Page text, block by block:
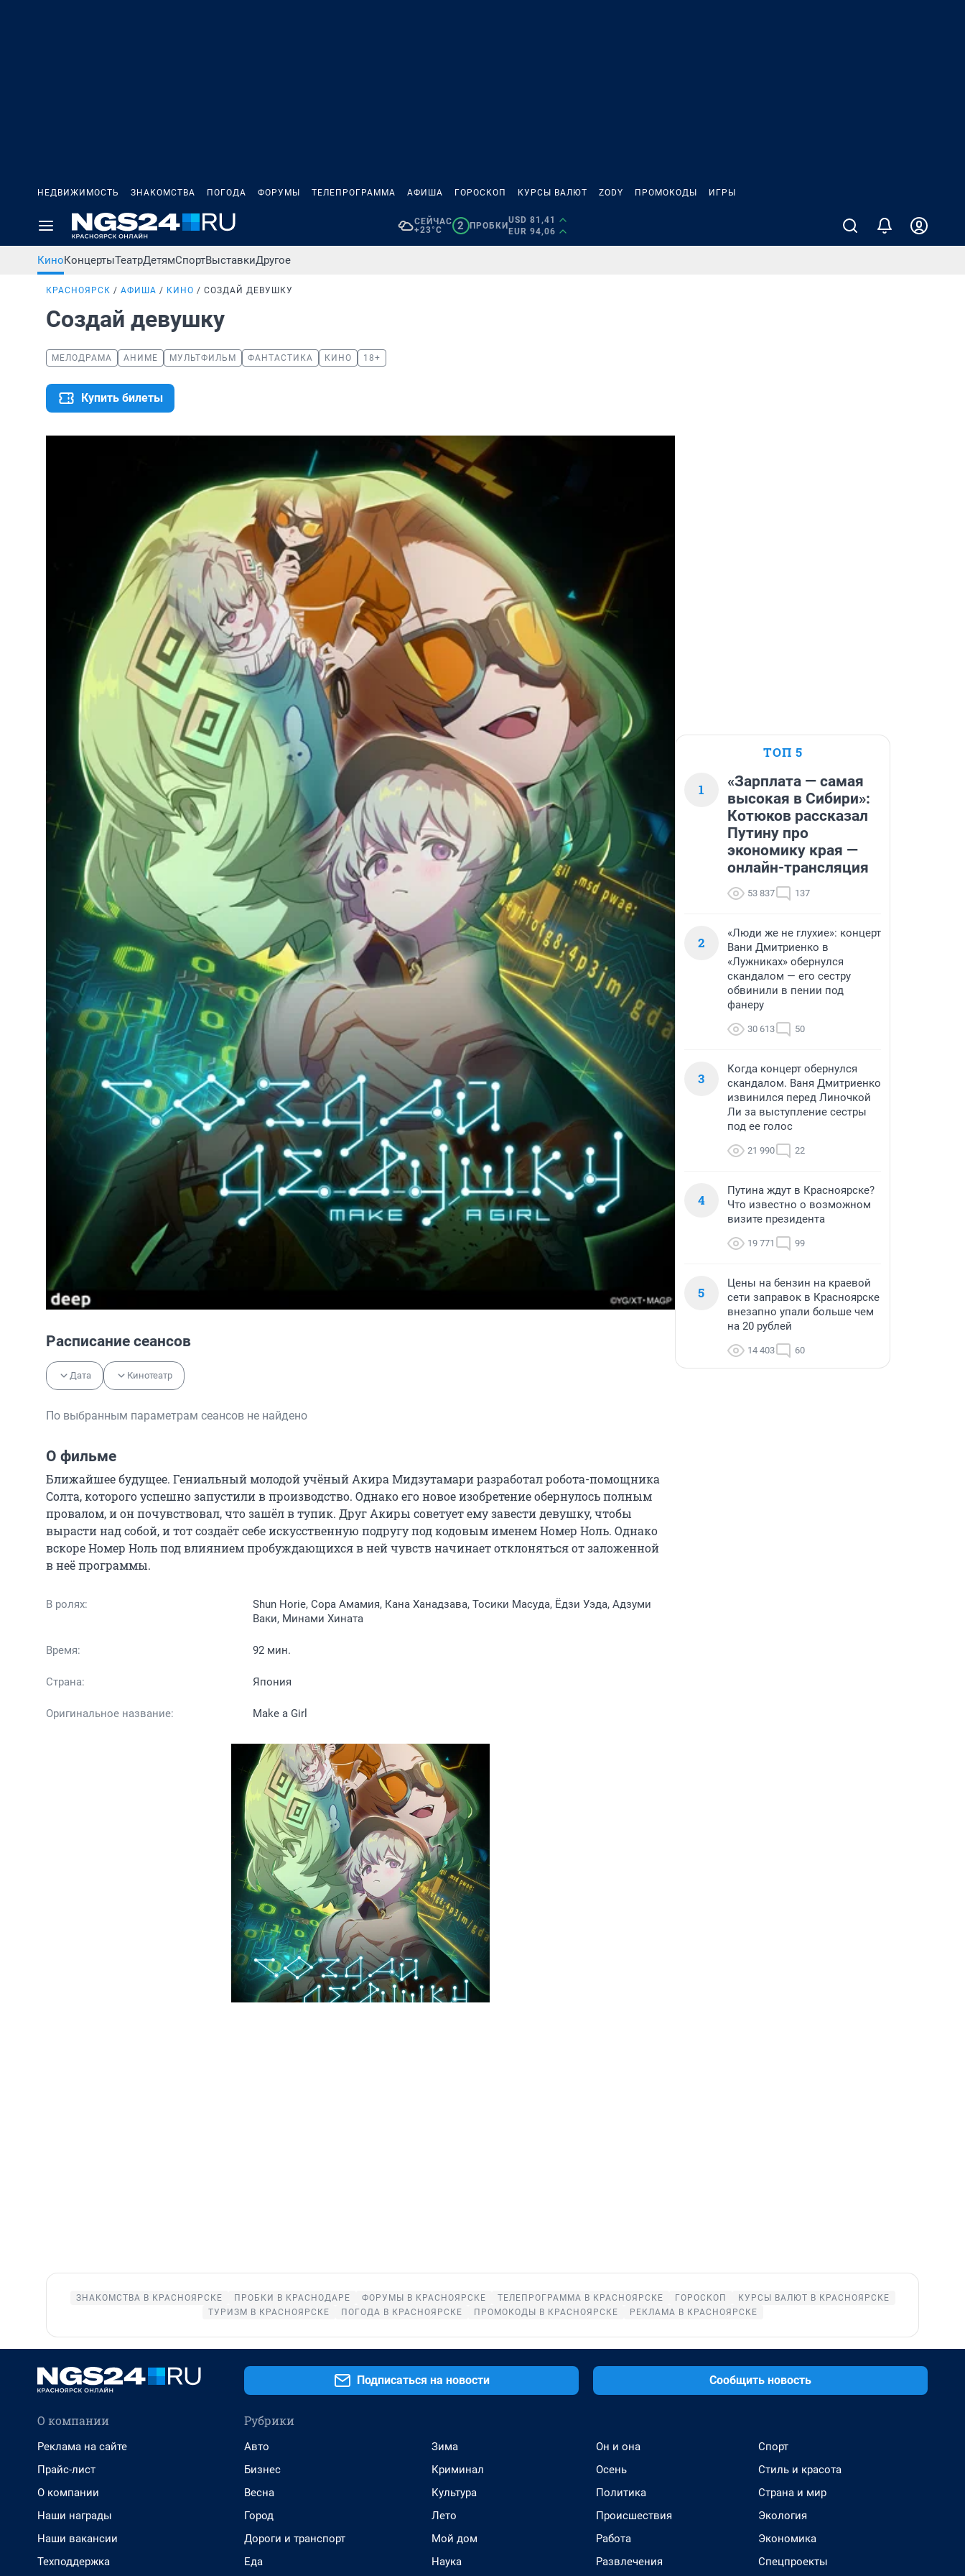
НЕДВИЖИМОСТЬ ЗНАКОМСТВА ПОГОДА ФОРУМЫ ТЕЛЕПРОГРАММА АФИША ГОРОСКОП КУРСЫ ВАЛЮТ ZODY ПРОМОКОДЫ ИГРЫ
СЕЙЧАС
+23°C
2 ПРОБКИ
USD 81,41
EUR 94,06
КиноКонцертыТеатрДетямСпортВыставкиДругое
КРАСНОЯРСК АФИША КИНО СОЗДАЙ ДЕВУШКУ
Создай девушку
МЕЛОДРАМА АНИМЕ МУЛЬТФИЛЬМ ФАНТАСТИКА КИНО 18+
Купить билеты
Расписание сеансов
Дата Кинотеатр
По выбранным параметрам сеансов не найдено
О фильме
Ближайшее будущее. Гениальный молодой учёный Акира Мидзутамари разработал робота-помощника
Солта, которого успешно запустили в производство. Однако его новое изобретение обернулось полным
провалом, и он почувствовал, что зашёл в тупик. Друг Акиры советует ему завести девушку, чтобы
вырасти над собой, и тот создаёт себе искусственную подругу под кодовым именем Номер Ноль. Однако
вскоре Номер Ноль под влиянием пробуждающихся в ней чувств начинает отклоняться от заложенной
в неё программы.
В ролях:
Shun Horie, Сора Амамия, Кана Ханадзава, Тосики Масуда, Ёдзи Уэда, Адзуми
Ваки, Минами Хината
Время: 92 мин.
Страна: Япония
Оригинальное название: Make a Girl
ТОП 5
1
«Зарплата — самая
высокая в Сибири»:
Котюков рассказал
Путину про
экономику края —
онлайн-трансляция
53 837 137
2
«Люди же не глухие»: концерт
Вани Дмитриенко в
«Лужниках» обернулся
скандалом — его сестру
обвинили в пении под
фанеру
30 613 50
3
Когда концерт обернулся
скандалом. Ваня Дмитриенко
извинился перед Линочкой
Ли за выступление сестры
под ее голос
21 990 22
4
Путина ждут в Красноярске?
Что известно о возможном
визите президента
19 771 99
5
Цены на бензин на краевой
сети заправок в Красноярске
внезапно упали больше чем
на 20 рублей
14 403 60
ЗНАКОМСТВА В КРАСНОЯРСКЕ ПРОБКИ В КРАСНОДАРЕ ФОРУМЫ В КРАСНОЯРСКЕ ТЕЛЕПРОГРАММА В КРАСНОЯРСКЕ ГОРОСКОП
КУРСЫ ВАЛЮТ В КРАСНОЯРСКЕ
ТУРИЗМ В КРАСНОЯРСКЕ
ПОГОДА В КРАСНОЯРСКЕ ПРОМОКОДЫ В КРАСНОЯРСКЕ РЕКЛАМА В КРАСНОЯРСКЕ
Подписаться на новости Сообщить новость
О компании
Реклама на сайте
Прайс-лист
О компании
Наши награды
Наши вакансии
Техподдержка
Рубрики
Авто
Бизнес
Весна
Город
Дороги и транспорт
Еда
Зима
Криминал
Культура
Лето
Мой дом
Наука
Он и она
Осень
Политика
Происшествия
Работа
Развлечения
Спорт
Стиль и красота
Страна и мир
Экология
Экономика
Спецпроекты